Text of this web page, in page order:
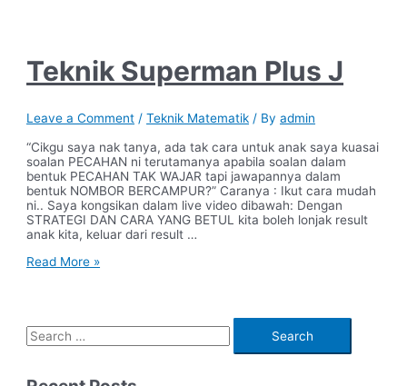
Teknik Superman Plus J
Leave a Comment /Teknik Matematik / Byadmin
“Cikgu saya nak tanya, ada tak cara untuk anak saya kuasai
soalan PECAHAN ni terutamanya apabila soalan dalam
bentuk PECAHAN TAK WAJAR tapi jawapannya dalam
bentuk NOMBOR BERCAMPUR?” Caranya : Ikut cara mudah
ni.. Saya kongsikan dalam live video dibawah: Dengan
STRATEGI DAN CARA YANG BETUL kita boleh lonjak result
anak kita, keluar dari result …
Teknik
Read More »
S
a